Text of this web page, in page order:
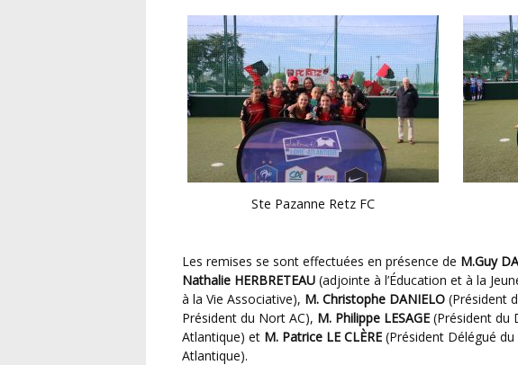
Ste Pazanne Retz FC
Les remises se sont effectuées en présence de M.Guy
Nathalie HERBRETEAU (adjointe à l’Éducation et à la
à la Vie Associative), M. Christophe DANIELO (Président
Président du Nort AC), M. Philippe LESAGE (Président du
Atlantique) et M. Patrice LE CLÈRE (Président Délégué
Atlantique).